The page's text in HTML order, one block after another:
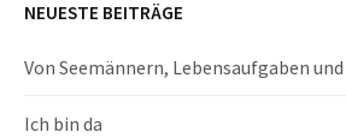
NEUESTE BEITRÄGE
Von Seemännern, Lebensaufgaben
Ich bin da